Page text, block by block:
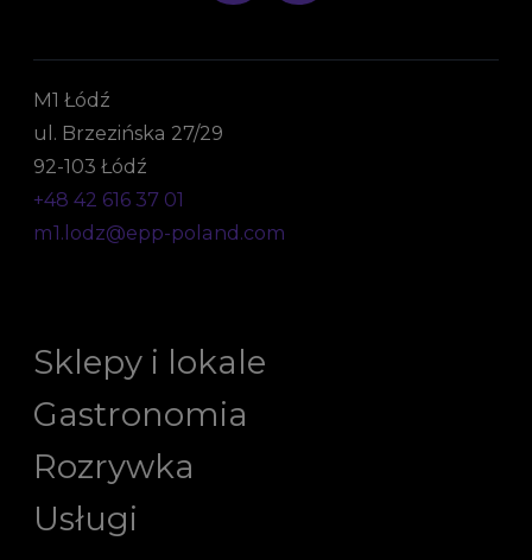
M1 Łódź
ul. Brzezińska 27/29
92-103 Łódź
+48 42 616 37 01
m1.lodz@epp-poland.com
Sklepy i lokale
Gastronomia
Rozrywka
Usługi